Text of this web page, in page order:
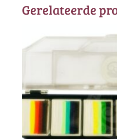
Gerelateerde